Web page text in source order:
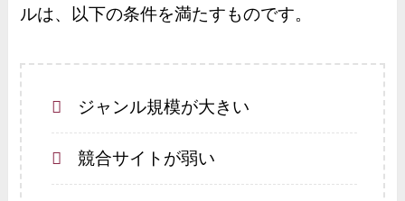
ルは、以下の条件を満たすものです。
ジャンル規模が大きい
競合サイトが弱い